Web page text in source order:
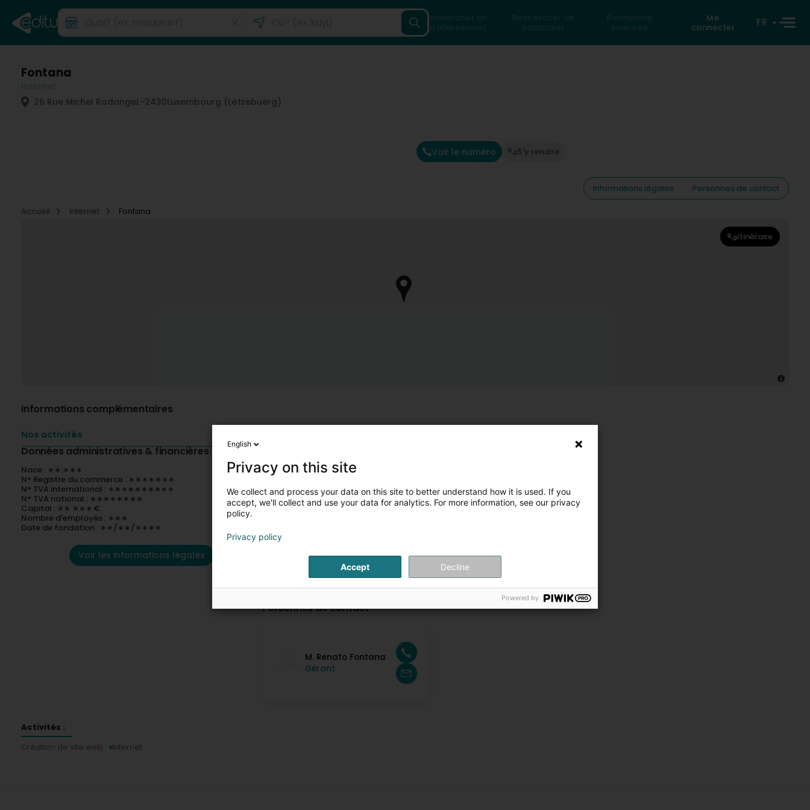
Rechercher un
professionnel
Rechercher un
particulier
Recherche
inversée
Me
connecter
FR
Fontana
26 Rue Michel RodangeL-2430Luxembourg (Lëtzebuerg)
Voir le numéro S'y rendre
Informations légales
Personnes de contact
Accueil
Internet Fontana
Itinéraire
Informations complémentaires
Nos activités
Données administratives & financières
Nace : ∗∗.∗∗∗
N° Registre du commerce : ∗∗∗∗∗∗∗
N° TVA international : ∗∗∗∗∗∗∗∗∗∗
N° TVA national : ∗∗∗∗∗∗∗∗
Capital : ∗∗ ∗∗∗ €
Nombre d'employés : ∗∗∗
Date de fondation : ∗∗/∗∗/∗∗∗∗
Voir les informations légales
Personnes de contact
M. Renato Fontana
Gérant
Activités :
Création de site web
Internet
English
Privacy on this site
We collect and process your data on this site to better understand how it is used. If you
accept, we'll collect and use your data for analytics. For more information, see our privacy
policy.
Privacy policy
Accept Decline
Powered by